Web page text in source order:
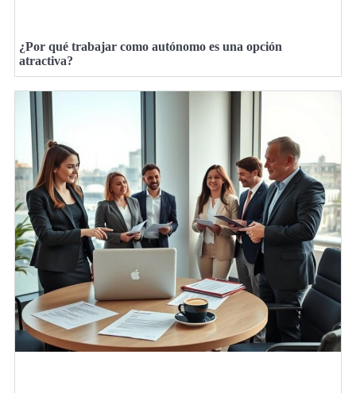
¿Por qué trabajar como autónomo es una opción
atractiva?